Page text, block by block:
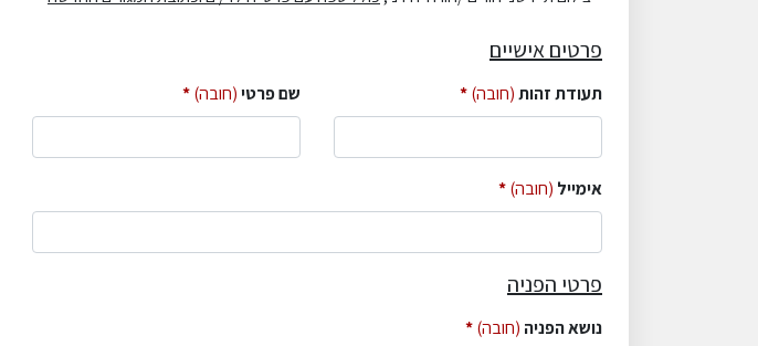
פרטים אישיים
תעודת זהות(חובה) שם פרטי(חובה)
אימייל (חובה)
פרטי הפניה
נושא הפניה (חובה)